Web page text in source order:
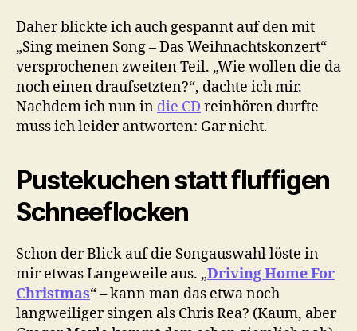
Daher blickte ich auch gespannt auf den mit
„Sing meinen Song – Das Weihnachtskonzert“
versprochenen zweiten Teil. „Wie wollen die da
noch einen draufsetzten?“, dachte ich mir.
Nachdem ich nun in die CD reinhören durfte
muss ich leider antworten: Gar nicht.
Pustekuchen statt fluffigen
Schneeflocken
Schon der Blick auf die Songauswahl löste in
mir etwas Langeweile aus. „Driving Home For
Christmas“ – kann man das etwa noch
langweiliger singen als Chris Rea? (Kaum, aber